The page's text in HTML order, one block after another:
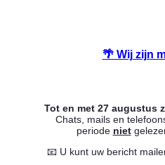
🌴 Wij zijn
Tot en met 27 augustus
Chats, mails en
periode niet
📧 U kunt uw bericht